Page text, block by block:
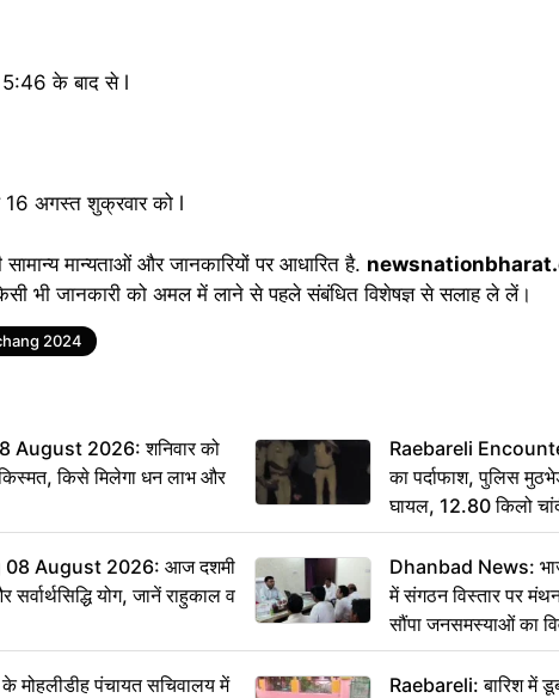
5:46 के बाद से l
अगस्त शुक्रवार को l
सामान्य मान्यताओं और जानकारियों पर आधारित है.
भी जानकारी को अमल में लाने से पहले संबंधित विशेषज्ञ से सलाह ले लें।
2024
August 2026: शनिवार को
किसे मिलेगा धन लाभ और
08 August 2026: आज दशमी
सर्वार्थसिद्धि योग, जानें राहुकाल व
मोहलीडीह पंचायत सचिवालय में
Raebareli
का पर्दाफाश, पुलिस
घायल, 12.80 किलो
Dhanbad News:
में संगठन विस्तार पर
सौंपा जनसमस्याओं का
Raebareli: बारिश में